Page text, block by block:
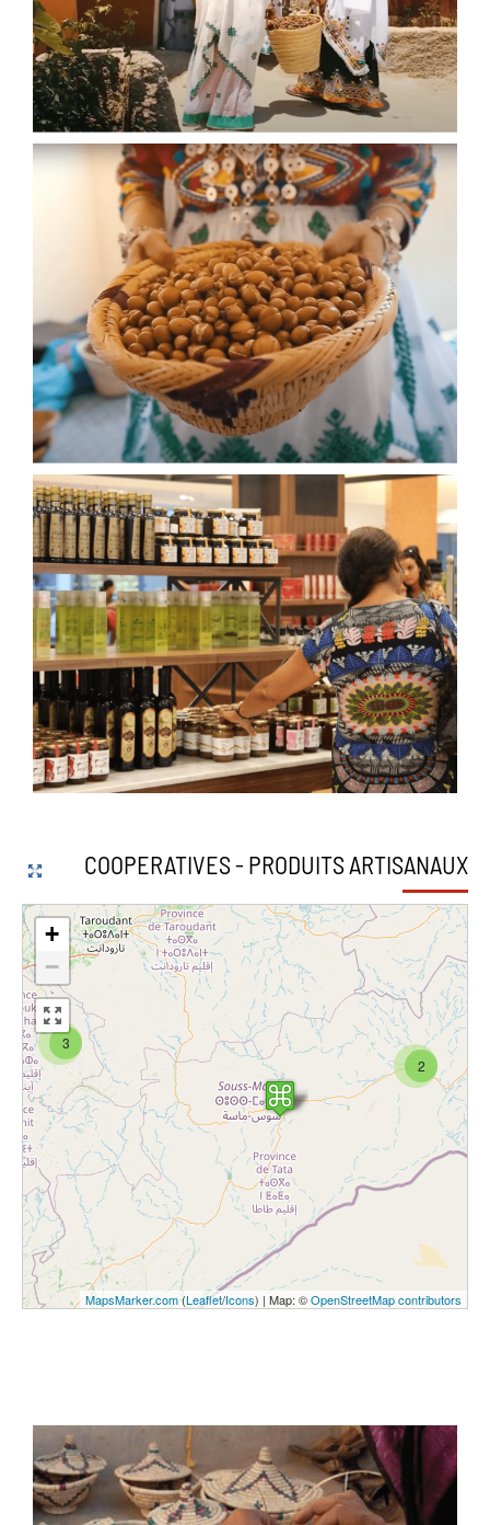
COOPERATIVES - PRODUITS ARTISANAUX
3
2
+
−
MapsMarker.com(Leaflet/Icons) | Map: ©OpenStreetMap contributors